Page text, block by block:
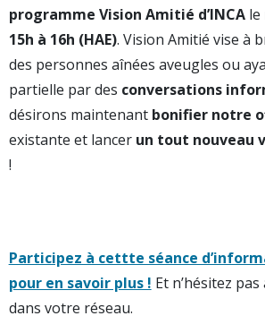
programme Vision Amitié d’INCAle
15h à 16h (HAE). Vision Amitié vise à
des personnes aînées aveugles ou
partielle par des conversations
désirons maintenant bonifier notre
existante et lancer un tout nouveau
!
Participez à cettte séance
pour en savoir plus ! Et n’hésitez
dans votre réseau.